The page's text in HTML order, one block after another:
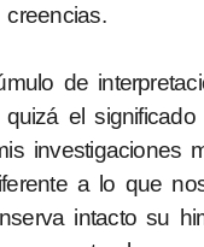
de
el
investigaciones
a lo que
intacto su